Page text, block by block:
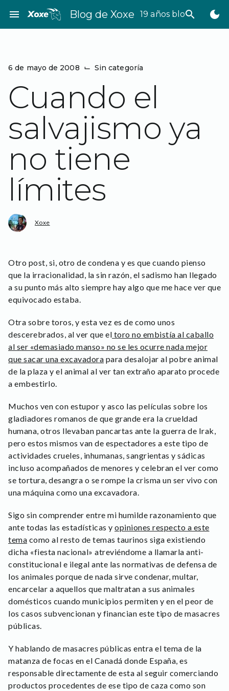
contenido
menu Blog de Xoxe 19 años bloggeando
search dark_mode
6 de mayo de 2008 ⌙ Sin categoría
Cuando el
salvajismo ya
no tiene
límites
Xoxe
Otro post, si, otro de condena y es que cuando pienso
que la irracionalidad, la sin razón, el sadismo han llegado
a su punto más alto siempre hay algo que me hace ver que
equivocado estaba.
Otra sobre toros, y esta vez es de como unos
descerebrados, al ver que el toro no embistía al caballo
al ser «demasiado manso» no se les ocurre nada mejor
que sacar una excavadora para desalojar al pobre animal
de la plaza y el animal al ver tan extraño aparato procede
a embestirlo.
Muchos ven con estupor y asco las películas sobre los
gladiadores romanos de que grande era la crueldad
humana, otros llevaban pancartas ante la guerra de Irak,
pero estos mismos van de espectadores a este tipo de
actividades crueles, inhumanas, sangrientas y sádicas
incluso acompañados de menores y celebran el ver como
se tortura, desangra o se rompe la crisma un ser vivo con
una máquina como una excavadora.
Sigo sin comprender entre mi humilde razonamiento que
ante todas las estadísticas y opiniones respecto a este
tema como al resto de temas taurinos siga existiendo
dicha «fiesta nacional» atreviéndome a llamarla anti-
constitucional e ilegal ante las normativas de defensa de
los animales porque de nada sirve condenar, multar,
encarcelar a aquellos que maltratan a sus animales
domésticos cuando municipios permiten y en el peor de
los casos subvencionan y financian este tipo de masacres
públicas.
Y hablando de masacres públicas entra el tema de la
matanza de focas en el Canadá donde España, es
responsable directamente de esta al seguir comerciando
productos procedentes de ese tipo de caza como son